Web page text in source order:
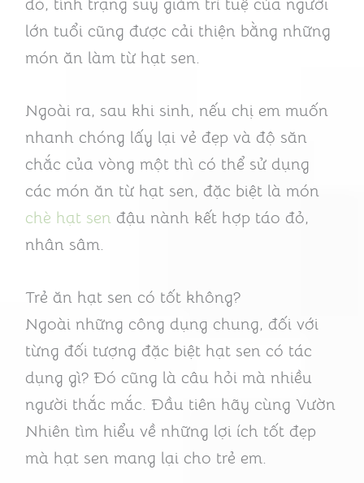
đó, tình trạng suy giảm trí tuệ của người
lớn tuổi cũng được cải thiện bằng những
món ăn làm từ hạt sen.
Ngoài ra, sau khi sinh, nếu chị em muốn
nhanh chóng lấy lại vẻ đẹp và độ săn
chắc của vòng một thì có thể sử dụng
các món ăn từ hạt sen, đặc biệt là món
chè hạt sen đậu nành kết hợp táo đỏ,
nhân sâm.
Trẻ ăn hạt sen có tốt không?
Ngoài những công dụng chung, đối với
từng đối tượng đặc biệt hạt sen có tác
dụng gì? Đó cũng là câu hỏi mà nhiều
người thắc mắc. Đầu tiên hãy cùng Vườn
Nhiên tìm hiểu về những lợi ích tốt đẹp
mà hạt sen mang lại cho trẻ em.